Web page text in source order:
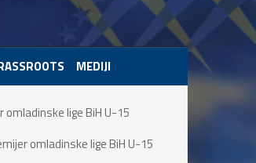
MEDIJI
lige BiH U-15
omladinske lige BiH U-15